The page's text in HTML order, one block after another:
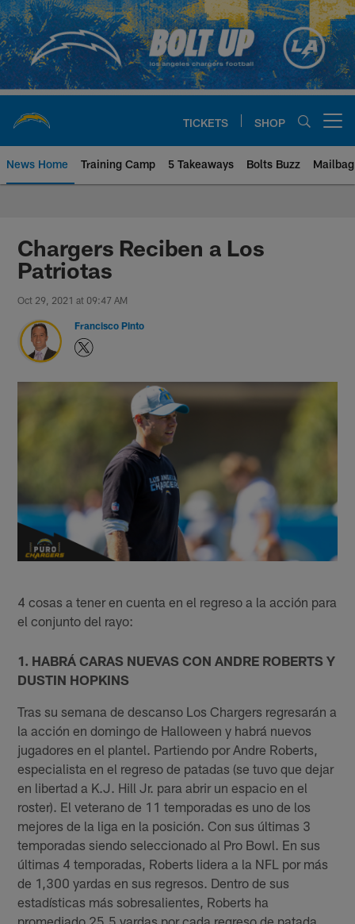
Skip
to
main
content
TICKETS SHOP
News Home Training Camp 5 Takeaways Bolts Buzz Mailbag
Chargers Official Site | Los
Chargers Reciben a Los
Patriotas
Oct 29, 2021 at 09:47 AM
Francisco Pinto
4 cosas a tener en cuenta en el regreso a la acción para
el conjunto del rayo:
1. HABRÁ CARAS NUEVAS CON ANDRE ROBERTS Y
DUSTIN HOPKINS
Tras su semana de descanso Los Chargers regresarán a
la acción en domingo de Halloween y habrá nuevos
jugadores en el plantel. Partiendo por Andre Roberts,
especialista en el regreso de patadas (se tuvo que dejar
en libertad a K.J. Hill Jr. para abrir un espacio en el
roster). El veterano de 11 temporadas es uno de los
mejores de la liga en la posición. Con sus últimas 3
temporadas siendo seleccionado al Pro Bowl. En sus
últimas 4 temporadas, Roberts lidera a la NFL por más
de 1,300 yardas en sus regresos. Dentro de sus
estadísticas más sobresalientes, Roberts ha
promediado 25.5 yardas por cada regreso de patada